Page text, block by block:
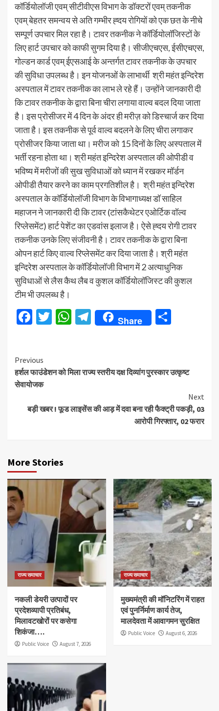
कॉर्डियोलॉजी एवम् सीटीवीएस विभाग के डॉक्टरों एवम् तकनीक
एवम् बेहतर समन्वय से अति गम्भीर ह्दय रोगियों को एक छत के नीचे
सम्पूर्ण उपचार मिल रहा है। टावर तकनीक ने कॉर्डियोलॉजिस्टों के
लिए हार्ट उपचार को काफी सुगम दिया है। सीजीएचएस, ईसीएचएस,
गोल्डन कार्ड एवम् ईएसआई के अन्तर्गत टावर तकनीक के उपचार
की सुविधा उपलब्ध है। इन योजनओं के लाभार्थी श्री महंत इन्दिरेश
अस्पताल में टावर तकनीक का लाभ ले रहे हैं। उन्होंने जानकारी दी
कि टावर तकनीक के द्वारा बिना चीरा लगाया वाल्व बदल दिया जाता
है। इस प्रोसीजर में 4 दिन के अंदर ही मरीज़ को डिस्चार्ज कर दिया
जाता है। इस तकनीक से पूर्व वाल्व बदलने के लिए चीरा लगाकर
प्रोसीजर किया जाता था। मरीज को 15 दिनों के लिए अस्पताल में
भर्ती रहना होता था। श्री महंत इन्दिरेश अस्पताल की ओपीडी व
भविष्य में मरीजों की सुख सुविधाओं को ध्यान में रखकर मॉर्डन
ओपीडी तैयार करने का काम प्रगतिशील है। श्री महंत इन्दिरेश
अस्पताल के कॉर्डियोलॉजी विभाग के विभागाध्यक्ष डॉ साहिल
महाजन ने जानकारी दी कि टावर (टांसकैथेटर एओर्टिक वॉल्व
रिप्लेसमेंट) हार्ट पेशेंट का एडवांस इलाज है। ऐसे ह्दय रोगी टावर
तकनीक उनके लिए संजीवनी है। टावर तकनीक के द्वारा बिना
ओपन हार्ट किए वाल्व रिप्लेसमेंट कर दिया जाता है। श्री महंत
इन्दिरेश अस्पताल के कॉर्डियोलॉजी विभाग में 2 अत्याधुनिक
सुविधाओं से लैस कैथ लैब व कुशल कॉर्डियोलॉजिस्ट की कुशल
टीम भी उपलब्ध है।
Facebook
TwitterWhatsApp
Telegram
Share
Continue
Reading
Previous
हर्शल फाउंडेशन को मिला राज्य स्तरीय दक्ष दिव्यांग पुरस्कार उत्कृष्ट
सेवायोजक
Next
बड़ी खबर ! फूड लाइसेंस की आड़ में दवा बना रही फैक्ट्री पकड़ी, 03
आरोपी गिरफ्तार, 02 फरार
More Stories
राज्य समाचार
नकली डेयरी उत्पादों पर
प्रदेशव्यापी प्रतिबंध,
मिलावटखोरों पर कसेगा
शिकंजा….
Public Voice August 7, 2026
राज्य समाचार
मुख्यमंत्री की मॉनिटरिंग में राहत
एवं पुनर्निर्माण कार्य तेज,
मालदेवता में आवागमन सुरक्षित
Public Voice August 6, 2026